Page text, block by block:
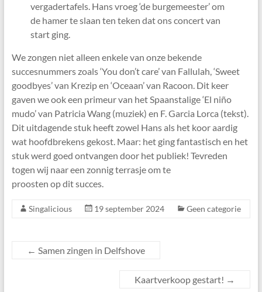
vergadertafels. Hans vroeg ‘de burgemeester’ om
de hamer te slaan ten teken dat ons concert van
start ging.
We zongen niet alleen enkele van onze bekende
succesnummers zoals ‘You don’t care’ van Fallulah, ‘Sweet
goodbyes’ van Krezip en ‘Oceaan’ van Racoon. Dit keer
gaven we ook een primeur van het Spaanstalige ‘El niño
mudo’ van Patricia Wang (muziek) en F. Garcia Lorca (tekst).
Dit uitdagende stuk heeft zowel Hans als het koor aardig
wat hoofdbrekens gekost. Maar: het ging fantastisch en het
stuk werd goed ontvangen door het publiek! Tevreden
togen wij naar een zonnig terrasje om te
proosten op dit succes.
Singalicious 19 september 2024 Geen categorie
← Samen zingen in Delfshove
Kaartverkoop gestart! →